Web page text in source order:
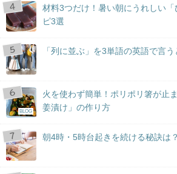
材料3つだけ！暑い朝にうれしい
ピ3選
「列に並ぶ」を3単語の英語で言う
BLOG
火を使わず簡単！ポリポリ箸が止
姜漬け」の作り方
朝4時・5時台起きを続ける秘訣は